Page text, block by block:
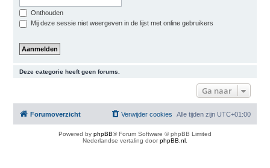
Onthouden
Mij deze sessie niet weergeven in de lijst met online gebruikers
Deze categorie heeft geen forums.
Ga naar
Forumoverzicht Alle tijden zijn UTC+01:00
Verwijder cookies
Powered by phpBB® Forum Software © phpBB Limited
Nederlandse vertaling doorphpBB.nl